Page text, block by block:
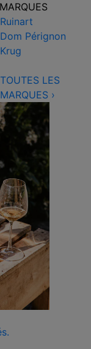
Ruinart
Dom Pérignon
Krug
TOUTES LES
MARQUES ›